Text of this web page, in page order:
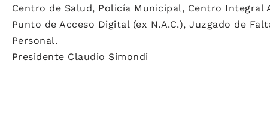
Centro de Salud, Policía Municipal, Centro Integral
Punto de Acceso Digital (ex N.A.C.), Juzgado de
Personal.
Presidente Claudio Simondi